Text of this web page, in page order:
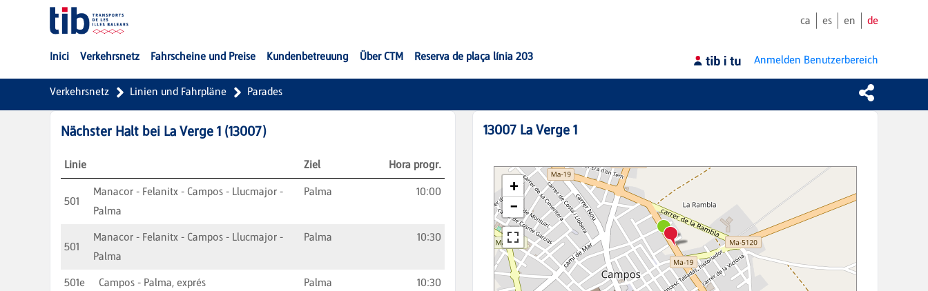
Zum Hauptinhalt springen
ca es en de
Inici Verkehrsnetz Fahrscheine und Preise Kundenbetreuung Über CTM Reserva de plaça línia 203 Anmelden Benutzerbereich
Verkehrsnetz Linien und Fahrpläne Parades
Nächster Halt bei La Verge 1 (13007)
Linie Ziel Hora progr.
501
Manacor - Felanitx - Campos - Llucmajor -
Palma
Palma 10:00
501
Manacor - Felanitx - Campos - Llucmajor -
Palma
Palma 10:30
501e Campos - Palma, exprés Palma
10:30
13007 La Verge 1